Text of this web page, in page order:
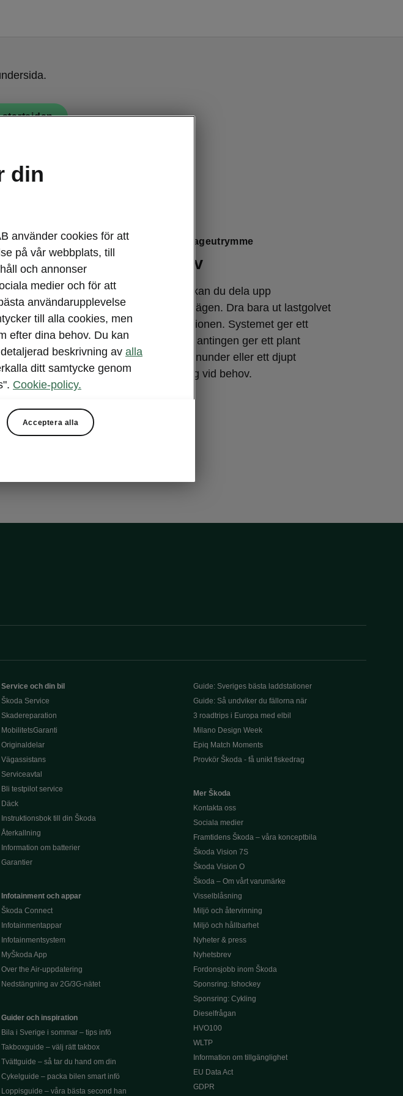
startsidan
Škoda Kamiq - Flexibelt bagageutrymme
Variabelt lastgolv
Med det variabla lastgolvet kan du dela upp
bagageutrymmet i två olika lägen. Dra bara ut lastgolvet
för att sätta det i nedre positionen. Systemet ger ett
behändigt lastutrymme som antingen ger ett plant
lastgolv med dold förvaring inunder eller ett djupt
plastgolv med ökad förvaring vid behov.
Service och din bil
Škoda Service
Skadereparation
MobilitetsGaranti
Originaldelar
Vägassistans
Serviceavtal
Bli testpilot service
Däck
Instruktionsbok till din Škoda
Återkallning
Information om batterier
Garantier
Infotainment och appar
Škoda Connect
Infotainmentappar
Infotainmentsystem
MyŠkoda App
Over the Air-uppdatering
Nedstängning av 2G/3G-nätet
Guider och inspiration
Bila i Sverige i sommar – tips infö
Takboxguide – välj rätt takbox
Tvättguide – så tar du hand om din
Cykelguide – packa bilen smart infö
Loppisguide – våra bästa second han
Guide: Sveriges bästa laddstationer
Guide: Så undviker du fällorna när
3 roadtrips i Europa med elbil
Milano Design Week
Epiq Match Moments
Provkör Škoda - få unikt fiskedrag
Mer Škoda
Kontakta oss
Sociala medier
Framtidens Škoda – våra konceptbila
Škoda Vision 7S
Škoda Vision O
Škoda – Om vårt varumärke
Visselblåsning
Miljö och återvinning
Miljö och hållbarhet
Nyheter & press
Nyhetsbrev
Fordonsjobb inom Škoda
Sponsring: Ishockey
Sponsring: Cykling
Dieselfrågan
HVO100
WLTP
Information om tillgänglighet
EU Data Act
GDPR
din
använder cookies för att
på vår webbplats, till
och annonser
medier och för att
användarupplevelse
till alla cookies, men
efter dina behov. Du kan
beskrivning av alla
ditt samtycke genom
Cookie-policy.
Acceptera alla